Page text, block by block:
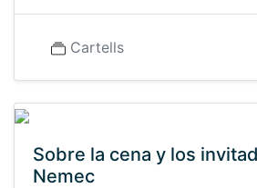
Cartells
Sobre la cena y los
Nemec